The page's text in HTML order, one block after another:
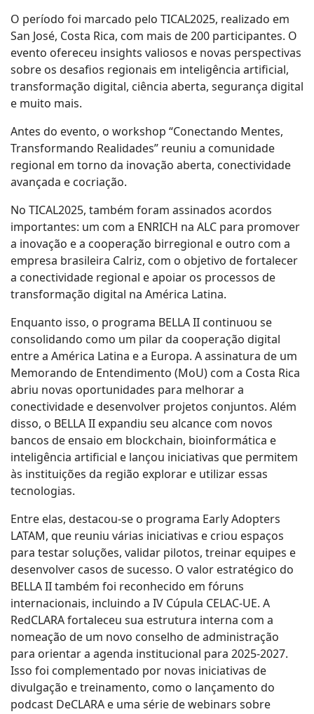
O período foi marcado pelo TICAL2025, realizado em
San José, Costa Rica, com mais de 200 participantes. O
evento ofereceu insights valiosos e novas perspectivas
sobre os desafios regionais em inteligência artificial,
transformação digital, ciência aberta, segurança digital
e muito mais.
Antes do evento, o workshop “Conectando Mentes,
Transformando Realidades” reuniu a comunidade
regional em torno da inovação aberta, conectividade
avançada e cocriação.
No TICAL2025, também foram assinados acordos
importantes: um com a ENRICH na ALC para promover
a inovação e a cooperação birregional e outro com a
empresa brasileira Calriz, com o objetivo de fortalecer
a conectividade regional e apoiar os processos de
transformação digital na América Latina.
Enquanto isso, o programa BELLA II continuou se
consolidando como um pilar da cooperação digital
entre a América Latina e a Europa. A assinatura de um
Memorando de Entendimento (MoU) com a Costa Rica
abriu novas oportunidades para melhorar a
conectividade e desenvolver projetos conjuntos. Além
disso, o BELLA II expandiu seu alcance com novos
bancos de ensaio em blockchain, bioinformática e
inteligência artificial e lançou iniciativas que permitem
às instituições da região explorar e utilizar essas
tecnologias.
Entre elas, destacou-se o programa Early Adopters
LATAM, que reuniu várias iniciativas e criou espaços
para testar soluções, validar pilotos, treinar equipes e
desenvolver casos de sucesso. O valor estratégico do
BELLA II também foi reconhecido em fóruns
internacionais, incluindo a IV Cúpula CELAC-UE. A
RedCLARA fortaleceu sua estrutura interna com a
nomeação de um novo conselho de administração
para orientar a agenda institucional para 2025-2027.
Isso foi complementado por novas iniciativas de
divulgação e treinamento, como o lançamento do
podcast DeCLARA e uma série de webinars sobre